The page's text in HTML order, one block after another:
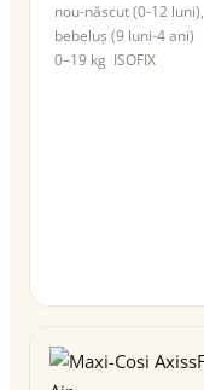
nou-născut (0-12 luni),
bebeluș (9 luni-4 ani)
0–19 kg ISOFIX